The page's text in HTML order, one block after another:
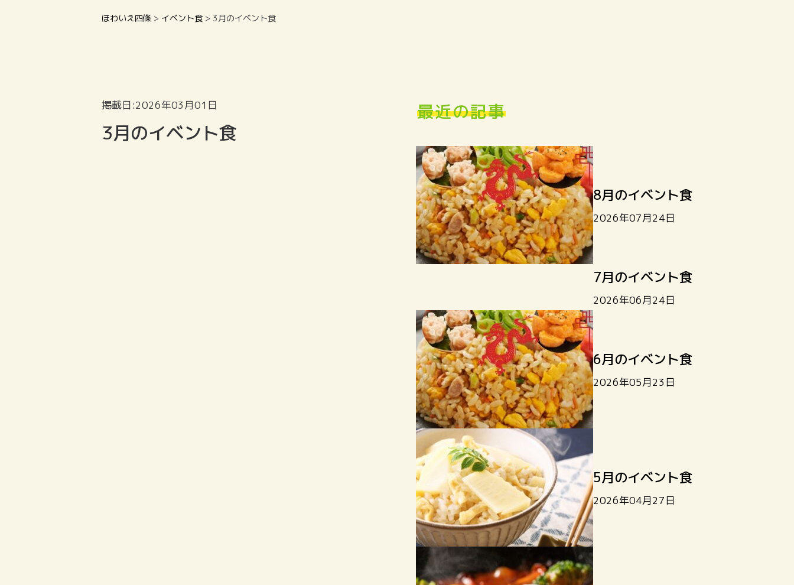
ほわいえ四條 > イベント食 > 3月のイベント食
掲載日:2026年03月01日
3月のイベント食
最近の記事
8月のイベント食
2026年07月24日
7月のイベント食
2026年06月24日
6月のイベント食
2026年05月23日
5月のイベント食
2026年04月27日